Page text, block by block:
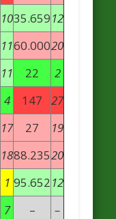
1035.65912
1160.00020
11 22
2
4 147
27
17 27
19
1888.23520
1 95.65212
7 – –